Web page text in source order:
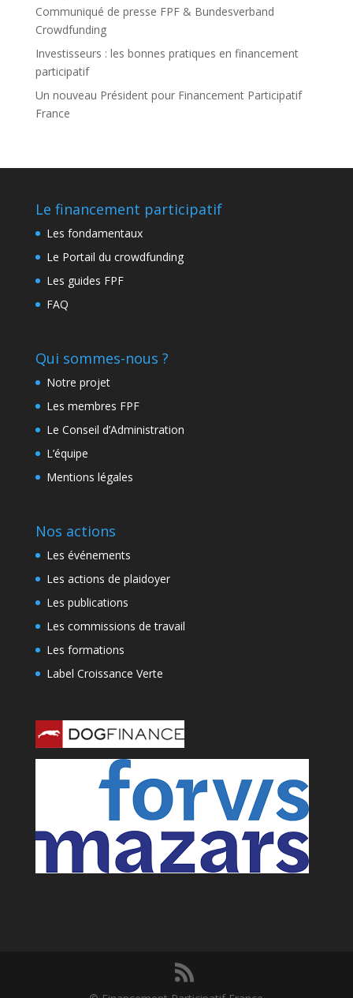
Communiqué de presse FPF & Bundesverband
Crowdfunding
Investisseurs : les bonnes pratiques en financement
participatif
Un nouveau Président pour Financement Participatif
France
Le financement participatif
Les fondamentaux
Le Portail du crowdfunding
Les guides FPF
FAQ
Qui sommes-nous ?
Notre projet
Les membres FPF
Le Conseil d’Administration
L’équipe
Mentions légales
Nos actions
Les événements
Les actions de plaidoyer
Les publications
Les commissions de travail
Les formations
Label Croissance Verte